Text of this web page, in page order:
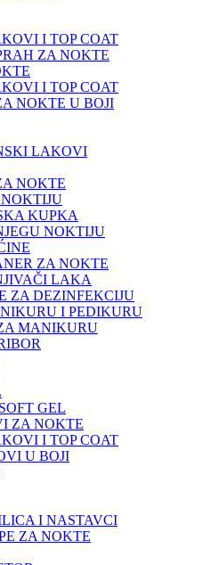
I TOP COAT
ZA NOKTE
I TOP COAT
NOKTE U BOJI
LAKOVI
NOKTE
KUPKA
NOKTIJU
ZA NOKTE
LAKA
ZA DEZINFEKCIJU
I PEDIKURU
MANIKURU
GEL
ZA NOKTE
I TOP COAT
U BOJI
I NASTAVCI
ZA NOKTE